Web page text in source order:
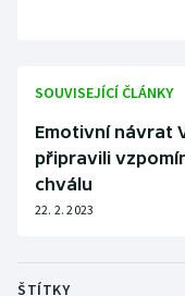
SOUVISEJÍCÍ ČLÁNKY
Emotivní návrat
připravili
chválu
22. 2. 2023
ŠTÍTKY